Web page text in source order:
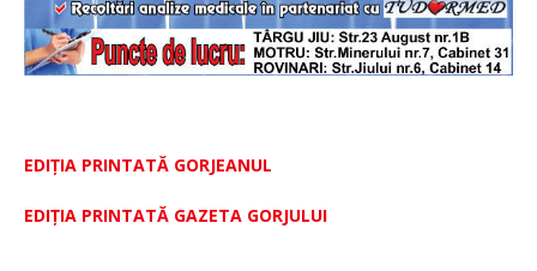
EDIȚIA PRINTATĂ GORJEANUL
EDIŢIA PRINTATĂ GAZETA GORJULUI